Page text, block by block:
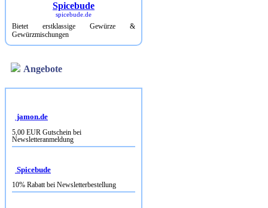
Spicebude
spicebude.de
Bietet erstklassige Gewürze &
Gewürzmischungen
Angebote
jamon.de
5,00 EUR Gutschein bei
Newsletteranmeldung
Spicebude
10% Rabatt bei Newsletterbestellung